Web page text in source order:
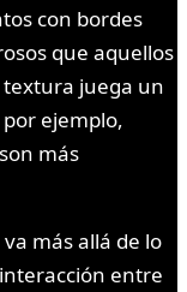
con bordes
que aquellos
textura juega un
ejemplo,
más
más allá de lo
entre